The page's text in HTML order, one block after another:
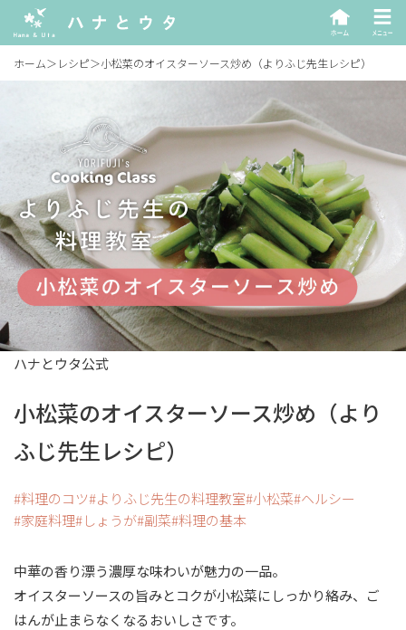
ホーム＞ レシピ＞小松菜のオイスターソース炒め（よりふじ先生レシピ）
ハナとウタ公式
小松菜のオイスターソース炒め（より
ふじ先生レシピ）
料理のコツ よりふじ先生の料理教室 小松菜 ヘルシー
家庭料理 しょうが 副菜 料理の基本
中華の香り漂う濃厚な味わいが魅力の一品。
オイスターソースの旨みとコクが小松菜にしっかり絡み、ご
はんが止まらなくなるおいしさです。